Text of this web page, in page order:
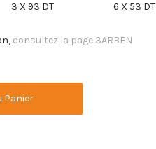
3 X 93 DT 6 X 53 DT
consultez la page 3ARBEN
Panier